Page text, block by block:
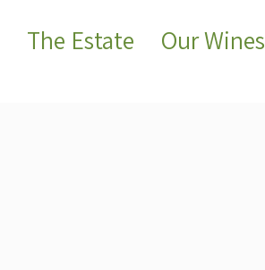
The Estate Our Wines